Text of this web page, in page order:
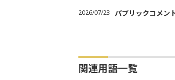
2026/07/23 パブリックコメン
関連用語一覧